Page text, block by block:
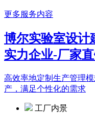
更多服务内容
博尔实验室设计
实力企业-厂家
高效率地定制生产管理
产，满足个性化的需求
工厂内景